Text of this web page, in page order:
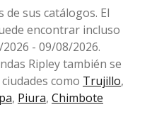
sus catálogos. El
encontrar incluso
- 09/08/2026.
Ripley también se
como Trujillo,
, Piura, Chimbote